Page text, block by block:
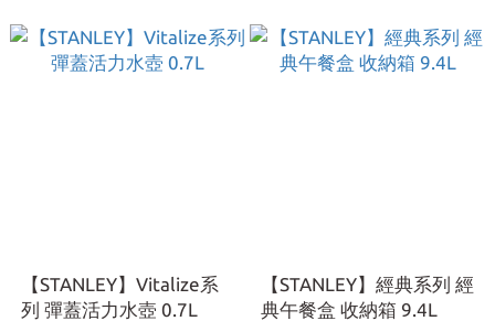
【STANLEY】Vitalize系
列 彈蓋活力水壺 0.7L
【STANLEY】經典系列 經
典午餐盒 收納箱 9.4L